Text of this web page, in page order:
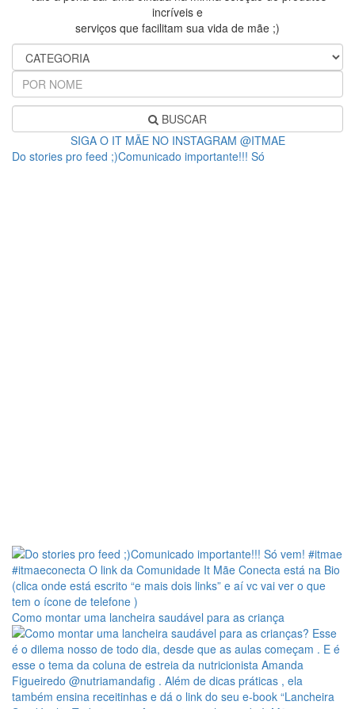
incríveis e
serviços que facilitam sua vida de mãe ;)
BUSCAR
SIGA O IT MÃE NO INSTAGRAM @ITMAE
Do stories pro feed ;)Comunicado importante!!! Só
Como montar uma lancheira saudável para as criança